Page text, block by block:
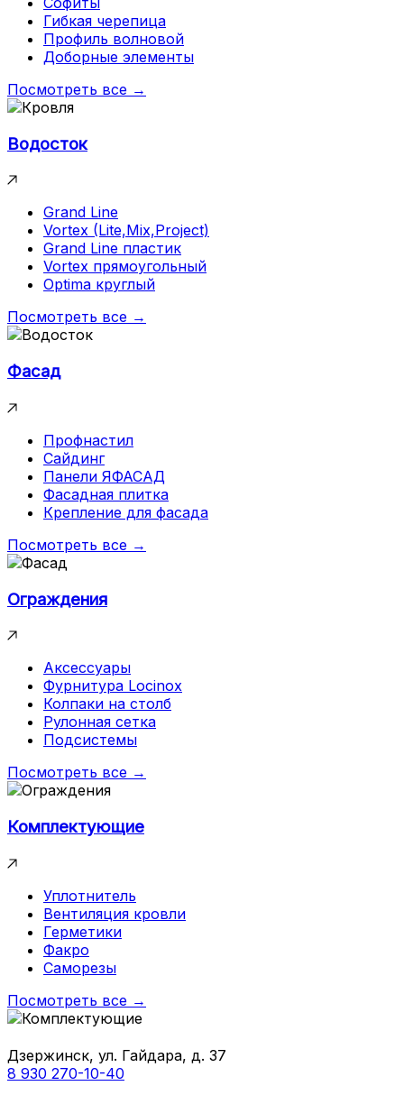
Гибкая черепица
Профиль волновой
Доборные элементы
Посмотреть все →
Водосток
Grand Line
Vortex (Lite,Mix,Project)
Grand Line пластик
Vortex прямоугольный
Optima круглый
Посмотреть все →
Фасад
Профнастил
Сайдинг
Панели ЯФАСАД
Фасадная плитка
Крепление для фасада
Посмотреть все →
Ограждения
Аксессуары
Фурнитура Locinox
Колпаки на столб
Рулонная сетка
Подсистемы
Посмотреть все →
Комплектующие
Уплотнитель
Вентиляция кровли
Герметики
Факро
Саморезы
Посмотреть все →
Дзержинск, ул. Гайдара, д. 37
8 930 270-10-40